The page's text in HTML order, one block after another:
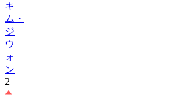
キ
ム・
ジ
ウ
ォ
ン
2